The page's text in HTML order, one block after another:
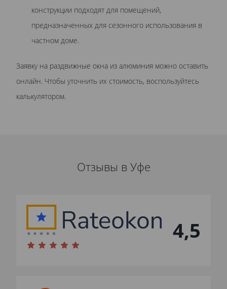
конструкции подходят для помещений,
предназначенных для сезонного использования в
частном доме.
Заявку на раздвижные окна из алюминия можно оставить
онлайн. Чтобы уточнить их стоимость, воспользуйтесь
калькулятором.
Отзывы в Уфе
4,5